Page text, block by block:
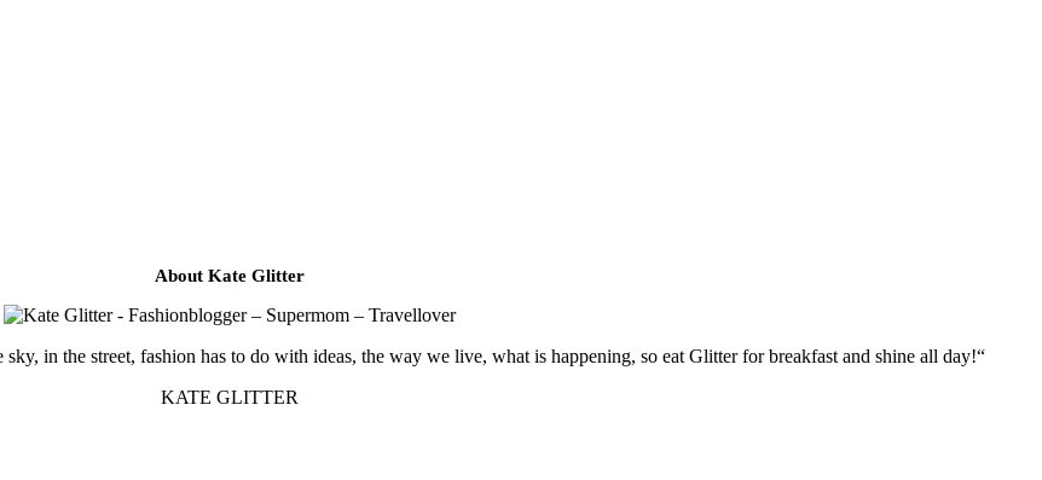
About Kate Glitter
in the street, fashion has to do with ideas, the way we live, what is happening, so eat Glitter for breakfast and shine all day!“
KATE GLITTER